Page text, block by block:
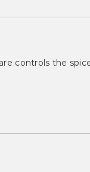
controls the